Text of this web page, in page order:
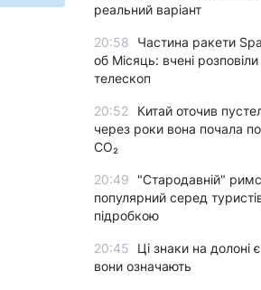
реальний варіант
20:58
Частина ракети
об Місяць: вчені
телескоп
20:52
Китай оточив
через роки вона почала
CO₂
20:49
"Стародавній"
популярний серед
підробкою
20:45
Ці знаки на долоні
вони означають